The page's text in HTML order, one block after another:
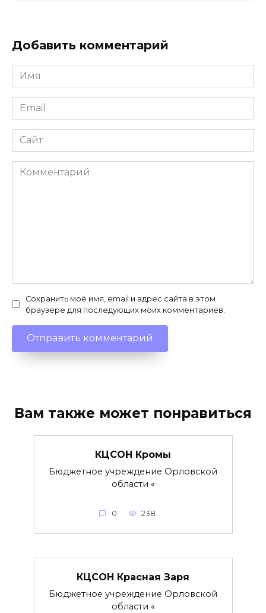
Добавить комментарий
Имя
*
Email
*
Сайт
Комментарий
Сохранить моё имя, email и адрес сайта в этом
браузере для последующих моих комментариев.
Вам также может понравиться
КЦСОН Кромы
Бюджетное учреждение Орловской
области «
0 238
КЦСОН Красная Заря
Бюджетное учреждение Орловской
области «